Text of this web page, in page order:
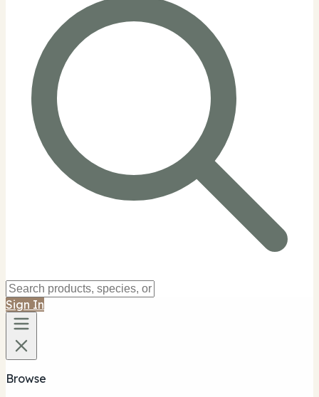
Sign In
Browse